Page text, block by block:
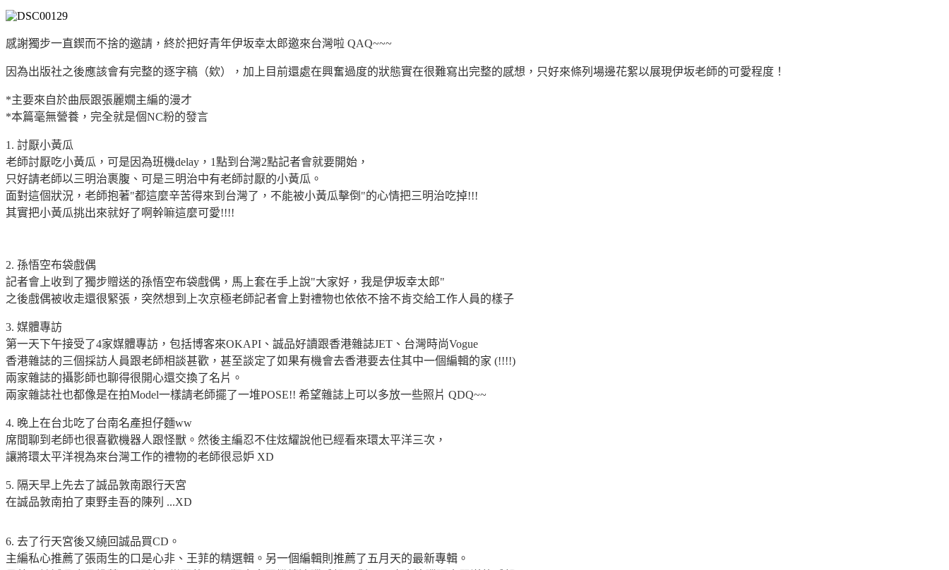
感謝獨步一直鍥而不捨的邀請，終於把好青年伊坂幸太郎邀來台灣啦 QAQ~~~
因為出版社之後應該會有完整的逐字稿（欸），加上目前還處在興奮過度的狀態實在很難寫出完整的感想，只好來條列場邊花絮以展現伊坂老師的可愛程度！
*主要來自於曲辰跟張麗嫺主編的漫才
*本篇毫無營養，完全就是個NC粉的發言
1. 討厭小黃瓜
老師討厭吃小黃瓜，可是因為班機delay，1點到台灣2點記者會就要開始，
只好請老師以三明治裹腹、可是三明治中有老師討厭的小黃瓜。
面對這個狀況，老師抱著"都這麼辛苦得來到台灣了，不能被小黃瓜擊倒"的心情把三明治吃掉!!!
其實把小黃瓜挑出來就好了啊幹嘛這麼可愛!!!!
2. 孫悟空布袋戲偶
記者會上收到了獨步贈送的孫悟空布袋戲偶，馬上套在手上說"大家好，我是伊坂幸太郎"
之後戲偶被收走還很緊張，突然想到上次京極老師記者會上對禮物也依依不捨不肯交給工作人員的樣子
3. 媒體專訪
第一天下午接受了4家媒體專訪，包括博客來OKAPI、誠品好讀跟香港雜誌JET、台灣時尚Vogue
香港雜誌的三個採訪人員跟老師相談甚歡，甚至談定了如果有機會去香港要去住其中一個編輯的家 (!!!!)
兩家雜誌的攝影師也聊得很開心還交換了名片。
兩家雜誌社也都像是在拍Model一樣請老師擺了一堆POSE!! 希望雜誌上可以多放一些照片 QDQ~~
4. 晚上在台北吃了台南名產担仔麵ww
席間聊到老師也很喜歡機器人跟怪獸。然後主編忍不住炫耀說他已經看來環太平洋三次，
讓將環太平洋視為來台灣工作的禮物的老師很忌妒 XD
5. 隔天早上先去了誠品敦南跟行天宮
在誠品敦南拍了東野圭吾的陳列 ...XD
6. 去了行天宮後又繞回誠品買CD。
主編私心推薦了張雨生的口是心非、王菲的精選輯。另一個編輯則推薦了五月天的最新專輯。